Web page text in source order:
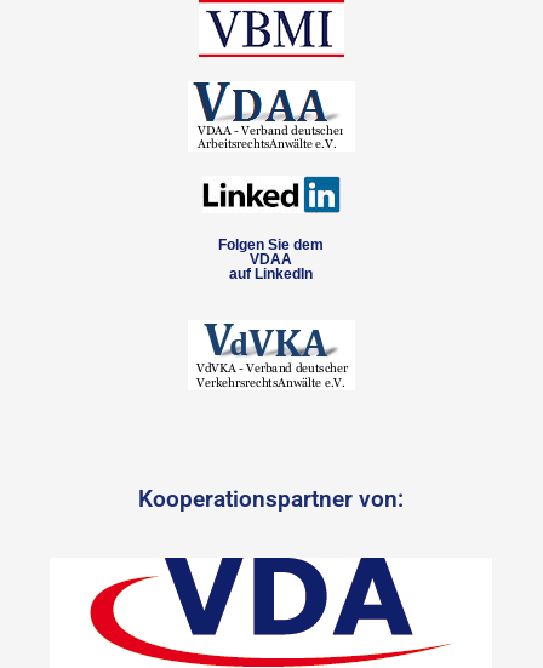
Folgen Sie dem
VDAA
auf LinkedIn
Kooperationspartner von: